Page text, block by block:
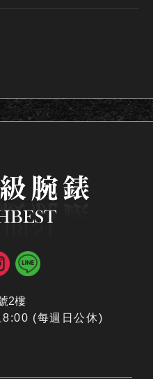
2樓
(每週日公休)